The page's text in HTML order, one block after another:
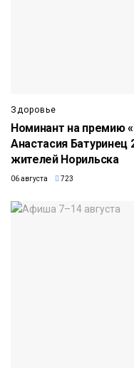
Здоровье
Номинант на премию
Анастасия Батуринец
жителей Норильска
06 августа 723